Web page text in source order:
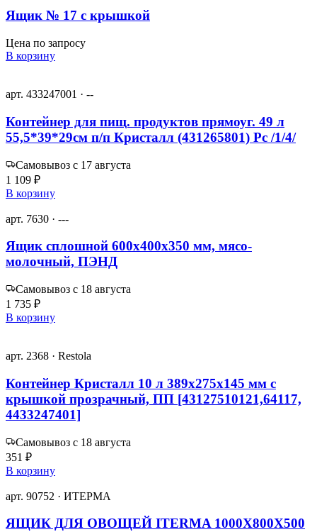
Ящик № 17 с крышкой
Цена по запросу
В корзину
арт. 433247001 · --
Контейнер для пищ. продуктов прямоуг. 49 л
55,5*39*29см п/п Кристалл (431265801) Рс /1/4/
Самовывоз с 17 августа
1 109 ₽
В корзину
арт. 7630 · ---
Ящик сплошной 600х400х350 мм, мясо-
молочный, ПЭНД
Самовывоз с 18 августа
1 735 ₽
В корзину
арт. 2368 · Restola
Контейнер Кристалл 10 л 389х275х145 мм с
крышкой прозрачный, ПП [43127510121,64117,
4433247401]
Самовывоз с 18 августа
351 ₽
В корзину
арт. 90752 · ИТЕРМА
ЯЩИК ДЛЯ ОВОЩЕЙ ITERMA 1000X800X500